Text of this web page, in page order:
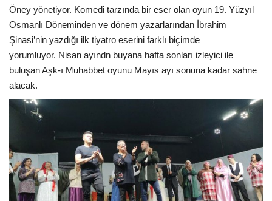
Lezzet Durakları
Röportajlar
Gezi - Yorum
Sizlerden Gelenler
Yorumlar
Video Tanıtım
Öney yönetiyor. Komedi tarzında bir eser olan oyun 19. Yüzyıl
Osmanlı Döneminden ve dönem yazarlarından İbrahim
Şinasi’nin yazdığı ilk tiyatro eserini farklı biçimde
yorumluyor. Nisan ayındn buyana hafta sonları izleyici ile
buluşan Aşk-ı Muhabbet oyunu Mayıs ayı sonuna kadar sahne
alacak.